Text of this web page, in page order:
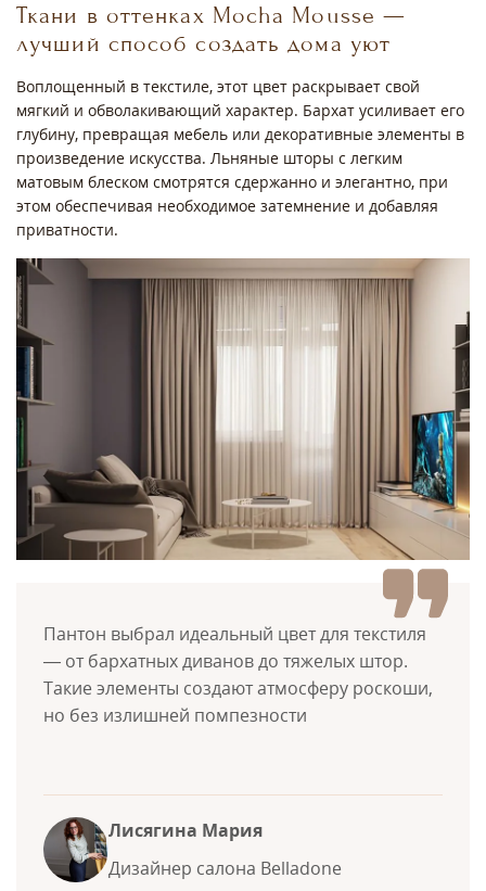
Ткани в оттенках Mocha Mousse —
лучший способ создать дома уют
Воплощенный в текстиле, этот цвет раскрывает свой
мягкий и обволакивающий характер. Бархат усиливает его
глубину, превращая мебель или декоративные элементы в
произведение искусства. Льняные шторы с легким
матовым блеском смотрятся сдержанно и элегантно, при
этом обеспечивая необходимое затемнение и добавляя
приватности.
Лисягина Мария
Дизайнер салона Belladone
Пантон выбрал идеальный цвет для текстиля
— от бархатных диванов до тяжелых штор.
Такие элементы создают атмосферу роскоши,
но без излишней помпезности